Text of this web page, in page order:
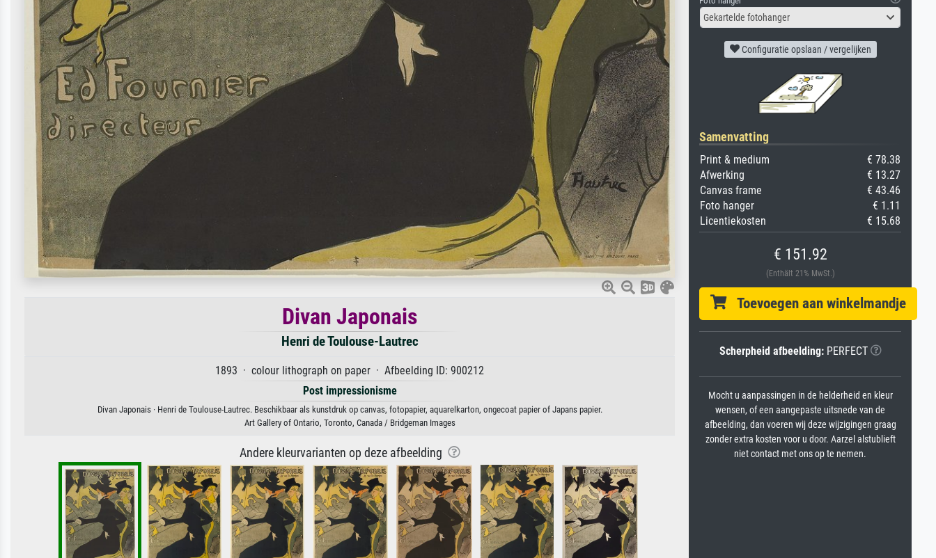
Divan Japonais
Henri de Toulouse-Lautrec
1893 · colour lithograph on paper · Afbeelding ID: 900212
Post impressionisme
Divan Japonais · Henri de Toulouse-Lautrec. Beschikbaar als kunstdruk op canvas, fotopapier, aquarelkarton, ongecoat papier of Japans papier.
Art Gallery of Ontario, Toronto, Canada / Bridgeman Images
Andere kleurvarianten op deze afbeelding
Gekartelde fotohanger
Configuratie opslaan / vergelijken
Samenvatting
Print & medium
€ 78.38
Afwerking
€ 13.27
Canvas frame
€ 43.46
Foto hanger
€ 1.11
Licentiekosten
€ 15.68
€ 151.92
(Enthält 21% MwSt.)
Toevoegen aan winkelmandje
Scherpheid afbeelding:PERFECT
Mocht u aanpassingen in de helderheid en kleur
wensen, of een aangepaste uitsnede van de
afbeelding, dan voeren wij deze wijzigingen graag
zonder extra kosten voor u door. Aarzel alstublieft
niet contact met ons op te nemen.